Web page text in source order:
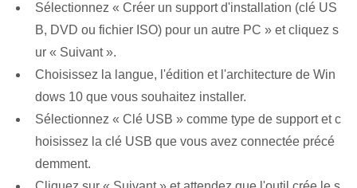
Sélectionnez « Créer un support d'installation (clé US
B, DVD ou fichier ISO) pour un autre PC » et cliquez s
ur « Suivant ».
Choisissez la langue, l'édition et l'architecture de Win
dows 10 que vous souhaitez installer.
Sélectionnez « Clé USB » comme type de support et c
hoisissez la clé USB que vous avez connectée précé
demment.